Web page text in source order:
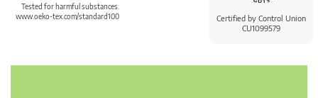
Certified by Control Union
CU1099579
Tested for harmful substances.
www.oeko-tex.com/standard100